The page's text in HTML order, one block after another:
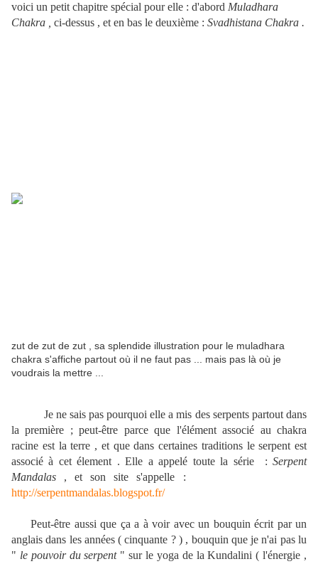
voici un petit chapitre spécial pour elle : d'abord Muladhara
Chakra ,
ci-dessus , et en bas le deuxième : Svadhistana Chakra .
zut de zut de zut , sa splendide illustration pour le muladhara
chakra s'affiche partout où il ne faut pas ... mais pas là où je
voudrais la mettre ...
Je ne sais pas pourquoi elle a mis des serpents partout dans
la première ; peut-être parce que l'élément associé au chakra
racine est la terre , et que dans certaines traditions le serpent est
associé à cet élement . Elle a appelé toute la série : Serpent
Mandalas , et son site s'appelle :
http://serpentmandalas.blogspot.fr/
Peut-être aussi que ça a à voir avec un bouquin écrit par un
anglais dans les années ( cinquante ? ) , bouquin que je n'ai pas lu
" le pouvoir du serpent" sur le yoga de la Kundalini ( l'énergie ,